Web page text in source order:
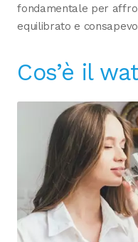
fondamentale per
equilibrato e
Cos’è il